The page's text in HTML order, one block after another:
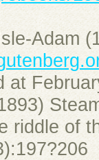
Adam
at
riddle of